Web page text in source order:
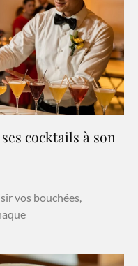
cocktails à son
vos bouchées,